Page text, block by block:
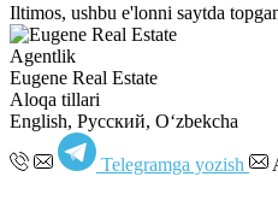
Iltimos, ushbu e'lonni saytda
Agentlik
Eugene Real Estate
Aloqa tillari
English, Русский, Oʻzbekcha
Telegramga yozish